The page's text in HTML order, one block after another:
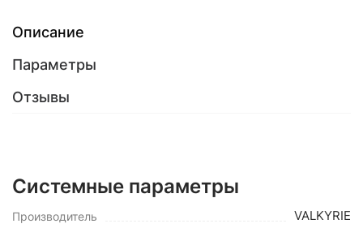
Описание
Параметры
Отзывы
Системные параметры
Производитель VALKYRIE